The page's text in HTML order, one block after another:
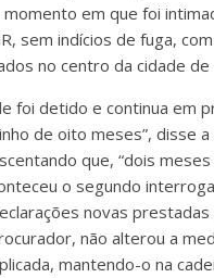
em que foi
sem indícios de fuga,
no centro da cidade de
foi detido e continua em
de oito meses”, disse a
que, “dois
o segundo
novas prestadas
não alterou a
mantendo-o na